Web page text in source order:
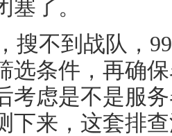
了。
搜不到战队，
选条件，再确
考虑是不是服
下来，这套排